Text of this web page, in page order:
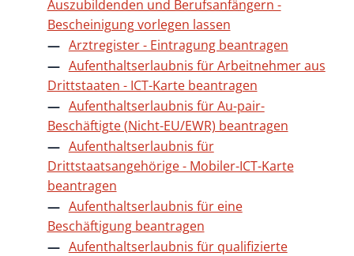
Auszubildenden und Berufsanfängern -
Bescheinigung vorlegen lassen
Arztregister - Eintragung beantragen
Aufenthaltserlaubnis für Arbeitnehmer aus
Drittstaaten - ICT-Karte beantragen
Aufenthaltserlaubnis für Au-pair-
Beschäftigte (Nicht-EU/EWR) beantragen
Aufenthaltserlaubnis für
Drittstaatsangehörige - Mobiler-ICT-Karte
beantragen
Aufenthaltserlaubnis für eine
Beschäftigung beantragen
Aufenthaltserlaubnis für qualifizierte